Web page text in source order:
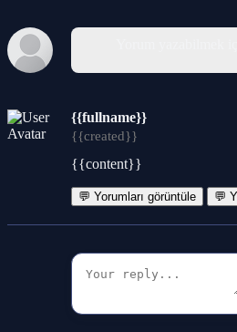
{{fullname}}
{{created}}
{{content}}
💬 Yorumları görüntüle 💬